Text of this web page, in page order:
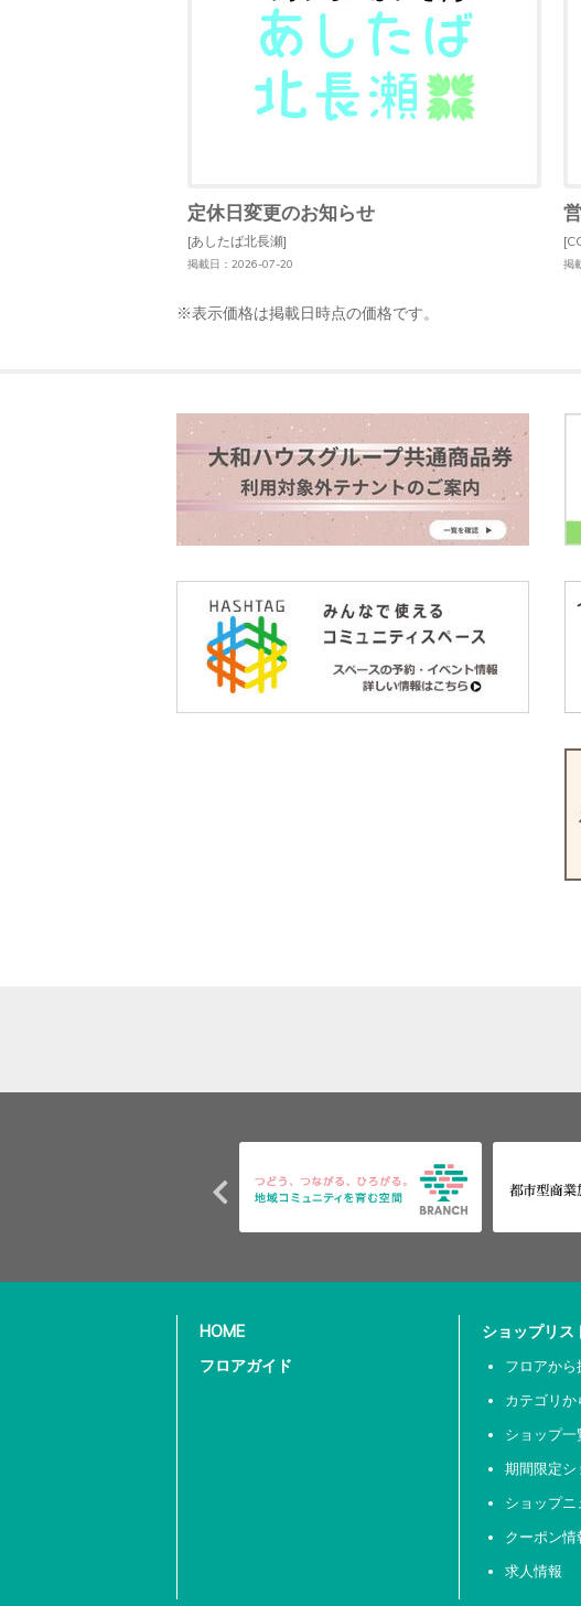
定休日変更のお知らせ
[あしたば北長瀬]
掲載日：2026-07-20 掲
※表示価格は掲載日時点の価格です。
HOME
フロアガイド
ショップリス
フロアから
カテゴリか
ショップ一
期間限定シ
ショップニ
クーポン情
求人情報